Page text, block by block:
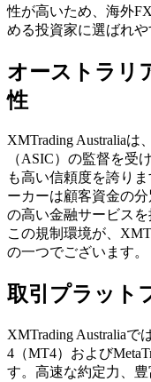
性が高いため、海外
める投資家に選ばれ
オーストラリ
性
XMTrading Australiaは
（ASIC）の監督を受
も高い信頼度を誇り
ーカーは顧客資金の
の高い金融サービス
この規制環境が、
の一つでございます。
取引プラット
XMTrading Australiaで
4（MT4）および
す。高速な約定力、